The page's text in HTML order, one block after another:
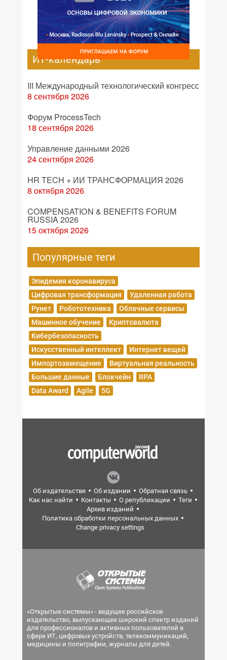
ИТ-календарь
III Международный технологический конгресс
8 сентября 2026
Форум ProcessTech
18 сентября 2026
Управление данными 2026
24 сентября 2026
HR TECH + ИИ ТРАНСФОРМАЦИЯ 2026
8 октября 2026
COMPENSATION & BENEFITS FORUM
RUSSIA 2026
15 октября 2026
Популярные теги
Эпидемия коронавируса
Цифровая трансформация
Удаленная работа
Рунет
Робототехника
Облачные сервисы
Машинное обучение
Криптовалюта
Кибербезопасность
Искусственный интеллект
Интернет вещей
Импортозамещение
Виртуальная реальность
Большие данные
Блокчейн
RPA
Data Award
Agile 5G
Об издательстве Об издании
Обратная связь
Как нас найти
Контакты О републикации
Теги
Архив изданий
Политика обработки персональных данных
Change privacy settings
«Открытые системы» - ведущее российское
издательство, выпускающее широкий спектр изданий
для профессионалов и активных пользователей в
сфере ИТ, цифровых устройств, телекоммуникаций,
медицины и полиграфии, журналы для детей.